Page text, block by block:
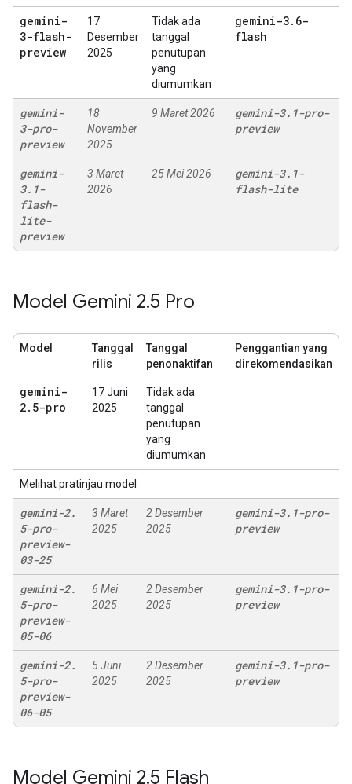
gemini-
3-flash-
preview
17
Desember
2025
Tidak ada
tanggal
penutupan
yang
diumumkan
gemini-3. 6-
flash
gemini-
3-pro-
preview
18
November
2025
9 Maret 2026 gemini-3. 1-pro-
preview
gemini-
3. 1-
flash-
lite-
preview
3 Maret
2026
25 Mei 2026 gemini-3. 1-
flash-lite
Model Gemini 2.5 Pro
Model
Tanggal
rilis
Tanggal
penonaktifan
Penggantian yang
direkomendasikan
gemini-
2. 5-pro
17 Juni
2025
Tidak ada
tanggal
penutupan
yang
diumumkan
Melihat pratinjau model
gemini-2.
5-pro-
preview-
03-25
3 Maret
2025
2 Desember
2025
gemini-3. 1-pro-
preview
gemini-2.
5-pro-
preview-
05-06
6 Mei
2025
2 Desember
2025
gemini-3. 1-pro-
preview
gemini-2.
5-pro-
preview-
06-05
5 Juni
2025
2 Desember
2025
gemini-3. 1-pro-
preview
Model Gemini 2.5 Flash